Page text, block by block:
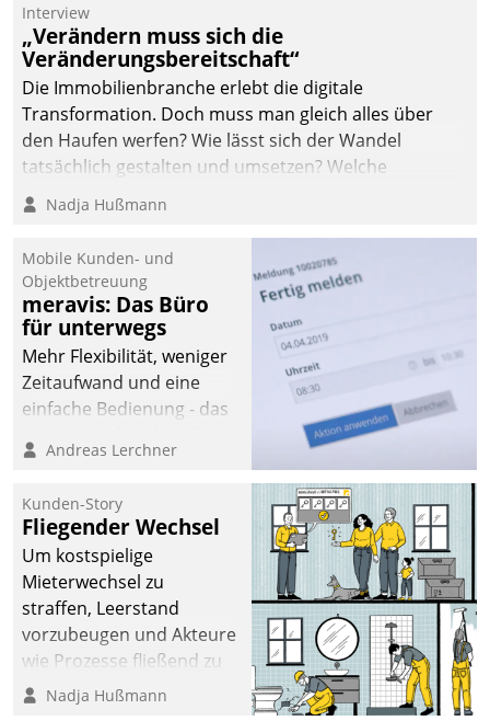
Quartier. Dazwischen
zeigte Datatrain, was es
Neues zu bieten hat.
Interview
„Verändern muss sich die
Veränderungsbereitschaft“
Die Immobilienbranche erlebt die digitale
Transformation. Doch muss man gleich alles über
den Haufen werfen? Wie lässt sich der Wandel
tatsächlich gestalten und umsetzen? Welche
Argumente zählen wirklich?
Nadja Hußmann
Mobile Kunden- und
Objektbetreuung
meravis: Das Büro
für unterwegs
Mehr Flexibilität, weniger
Zeitaufwand und eine
einfache Bedienung - das
Cockpit für mobile
Datatrain. Die meravis
Wohnungsbau- und
Immobilien GmbH hat
sich dabei für den Betrieb
der Lösung über die SAP
Cloud Platform
entschieden - als erstes
Unternehmen am
Andreas Lerchner
Kunden-Story
Fliegender Wechsel
Um kostspielige
Mieterwechsel zu
straffen, Leerstand
vorzubeugen und Akteure
wie Prozesse fließend zu
vernetzen, nutzt die
Nadja Hußmann